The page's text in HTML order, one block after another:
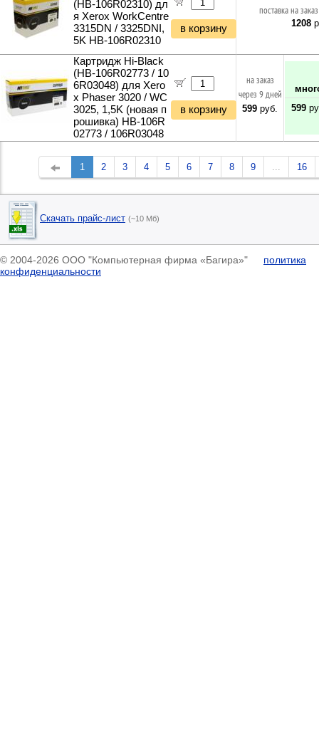
(HB-106R02310) дл
я Xerox WorkCentre
3315DN / 3325DNI,
5K HB-106R02310
в корзину
поставка на
1208
Картридж Hi-Black
(HB-106R02773 / 10
6R03048) для Xero
x Phaser 3020 / WC
3025, 1,5K (новая п
рошивка) HB-106R
02773 / 106R03048
в корзину
на заказ
через 9 дней
599 руб.
599
1 2 3 4 5 6 7 8 9 ... 16
Скачать прайс-лист (~10 Мб)
© 2004-2026 ООО "Компьютерная фирма «Багира»" политика
конфиденциальности